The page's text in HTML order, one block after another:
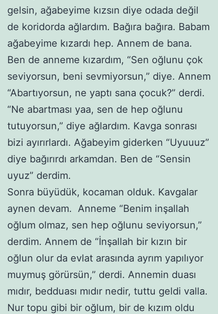
gelsin, ağabeyime kızsın diye odada değil
de koridorda ağlardım. Bağıra bağıra. Babam
ağabeyime kızardı hep. Annem de bana.
Ben de anneme kızardım, “Sen oğlunu çok
seviyorsun, beni sevmiyorsun,” diye. Annem
“Abartıyorsun, ne yaptı sana çocuk?” derdi.
“Ne abartması yaa, sen de hep oğlunu
tutuyorsun,” diye ağlardım. Kavga sonrası
bizi ayırırlardı. Ağabeyim giderken “Uyuuuz”
diye bağırırdı arkamdan. Ben de “Sensin
uyuz” derdim.
Sonra büyüdük, kocaman olduk. Kavgalar
aynen devam. Anneme “Benim inşallah
oğlum olmaz, sen hep oğlunu seviyorsun,”
derdim. Annem de “İnşallah bir kızın bir
oğlun olur da evlat arasında ayrım yapılıyor
muymuş görürsün,” derdi. Annemin duası
mıdır, bedduası mıdır nedir, tuttu geldi valla.
Nur topu gibi bir oğlum, bir de kızım oldu